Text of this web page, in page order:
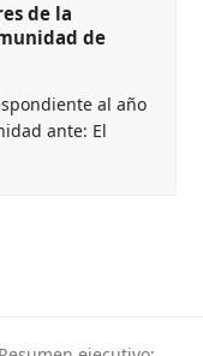
de la
de
al año
ante: El